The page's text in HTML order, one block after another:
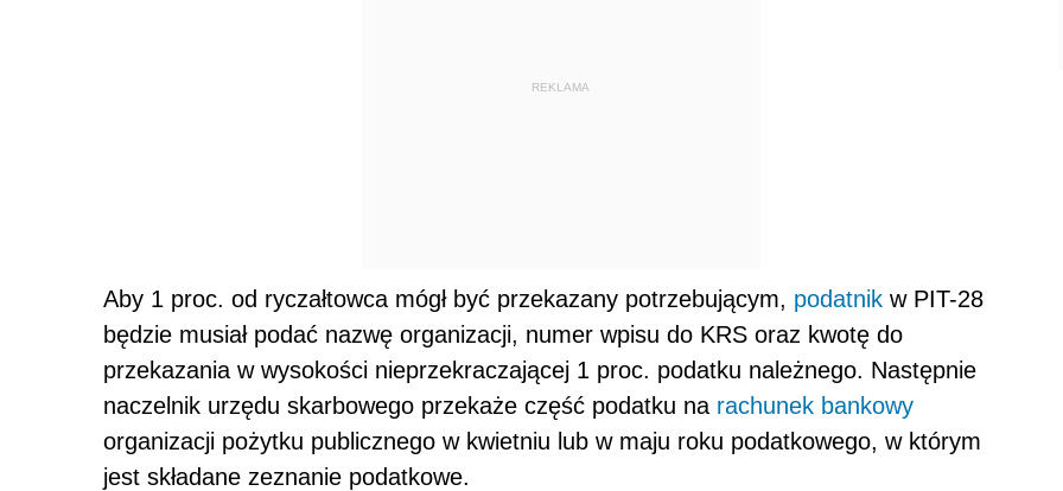
REKLAMA
Aby 1 proc. od ryczałtowca mógł być przekazany potrzebującym, podatnik w PIT-28
będzie musiał podać nazwę organizacji, numer wpisu do KRS oraz kwotę do
przekazania w wysokości nieprzekraczającej 1 proc. podatku należnego. Następnie
naczelnik urzędu skarbowego przekaże część podatku na rachunek bankowy
organizacji pożytku publicznego w kwietniu lub w maju roku podatkowego, w którym
jest składane zeznanie podatkowe.